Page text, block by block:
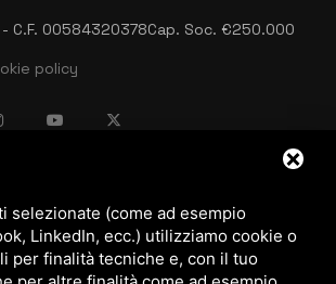
C.F. 00584320378Cap. Soc. €250.000
policy
selezionate (come ad esempio
LinkedIn, ecc.) utilizziamo cookie o
per finalità tecniche e, con il tuo